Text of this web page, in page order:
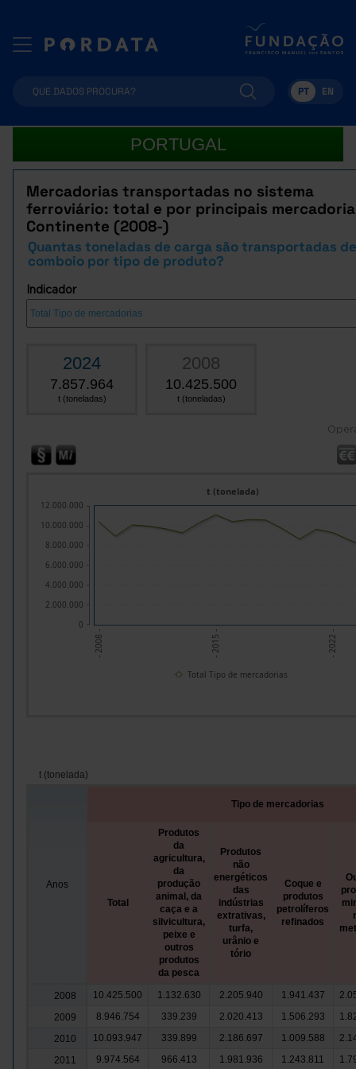
PT EN
PORTUGAL
Mercadorias transportadas no sistema
ferroviário: total e por principais
Continente (2008-)
Quantas toneladas de carga são transportadas de
comboio por tipo de produto?
Indicador
2024
7.857.964
t (toneladas)
2008
10.425.500
t (toneladas)
- 2008 - - 2015 - - 2022 -
t (tonelada)
0
2.000.000
4.000.000
6.000.000
8.000.000
10.000.000
12.000.000
Total Tipo de mercadorias
t (tonelada)
Anos
Tipo de mercadorias
Total
Produtos
da
agricultura,
da
produção
animal, da
caça e a
silvicultura,
peixe e
outros
produtos
da pesca
Produtos
não
energéticos
das
indústrias
extrativas,
turfa,
urânio e
tório
Coque e
produtos
petrolíferos
refinados
2008 10.425.500 1.132.630 2.205.940 1.941.437
2009
8.946.754 339.239 2.020.413 1.506.293
2010
10.093.947 339.899 2.186.697 1.009.588
2011
9.974.564 966.413 1.981.936 1.243.811